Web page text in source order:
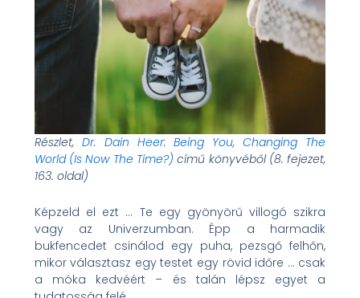
Részlet, Dr. Dain Heer: Being You, Changing The
World (Is Now The Time?) című könyvéből (8. fejezet,
163. oldal)
Képzeld el ezt … Te egy gyönyörű villogó szikra
vagy az Univerzumban. Épp a harmadik
bukfencedet csinálod egy puha, pezsgő felhőn,
mikor választasz egy testet egy rövid időre … csak
a móka kedvéért – és talán lépsz egyet a